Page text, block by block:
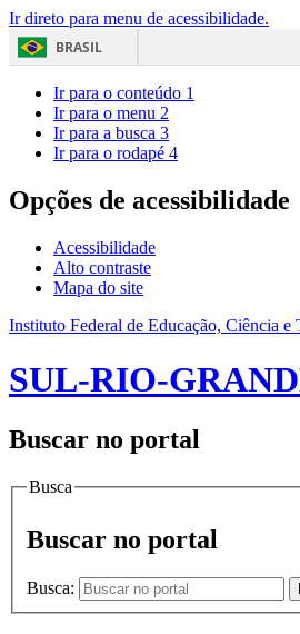
Ir direto para menu de acessibilidade.
BRASIL
Ir para o conteúdo 1
Ir para o menu 2
Ir para a busca 3
Ir para o rodapé 4
Opções de acessibilidade
Acessibilidade
Alto contraste
Mapa do site
Instituto Federal de Educação, Ciência e
SUL-RIO-
Buscar no portal
Busca
Buscar no portal
Busca: